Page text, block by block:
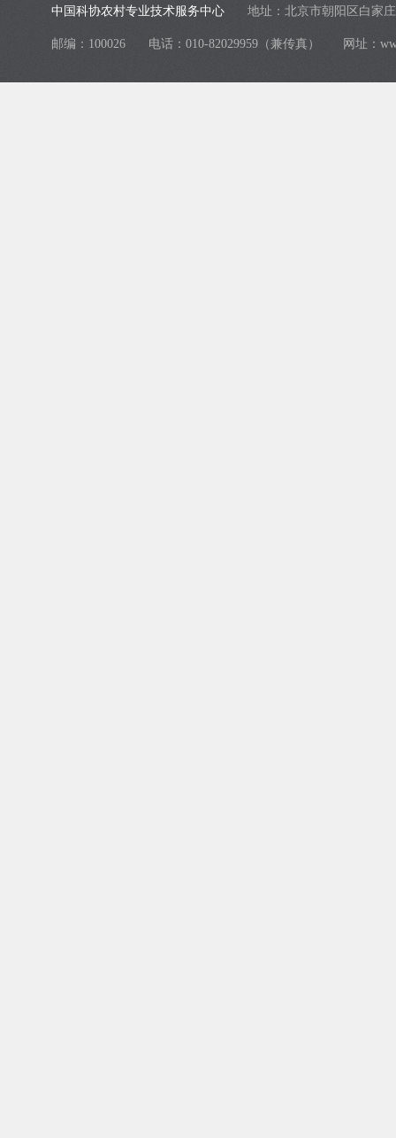
中国科协农村专业技术服务中心 地址：北京市朝阳区白家
邮编：100026 电话：010-82029959（兼传真） 网址：